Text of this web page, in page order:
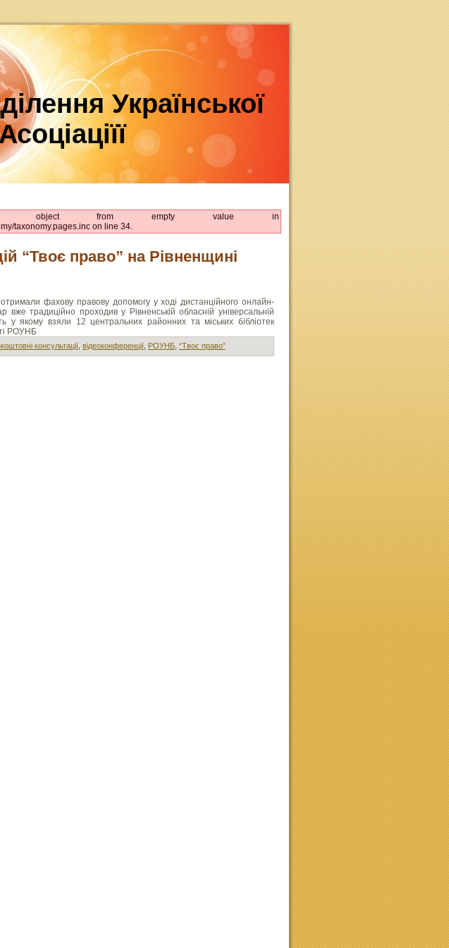
Української
object from empty value in
taxonomy.pages.inc on line 34.
“Твоє право” на Рівненщині
отримали фахову правову допомогу у ході дистанційного онлайн-
вже традиційно проходив у Рівненській обласній універсальній
у якому взяли 12 центральних районних та міських бібліотек
РОУНБ
консультації відеоконференції РОУНБ “Твоє право”